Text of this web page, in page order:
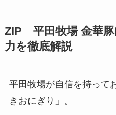
ZIP 平田牧場 金華
力を徹底解説
平田牧場が自信を持って
きおにぎり」。